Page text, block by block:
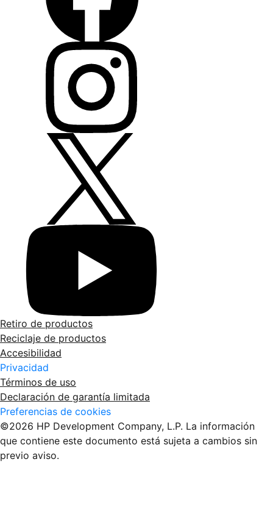
Retiro de productos
Reciclaje de productos
Accesibilidad
Privacidad
Términos de uso
Declaración de garantía limitada
Preferencias de cookies
©2026 HP Development Company, L.P. La información
que contiene este documento está sujeta a cambios sin
previo aviso.